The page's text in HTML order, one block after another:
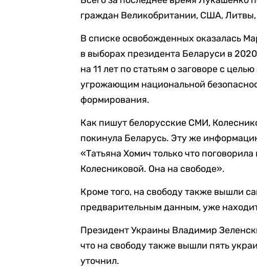
граждан Великобритании, США,
В списке освобожденных оказалась
в выборах президента Беларуси в
на 11 лет по статьям о заговоре с
угрожающим национальной
формирования.
Как пишут белорусские СМИ,
покинула Беларусь. Эту же
«Татьяна Хомич только что
Колесниковой. Она на свободе».
Кроме того, на свободу также вышли
предварительным данным, уже
Президент Украины Владимир
что на свободу также вышли пять
уточнил.